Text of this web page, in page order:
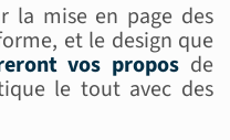
la mise en page des
et le design que
vos propos de
le tout avec des